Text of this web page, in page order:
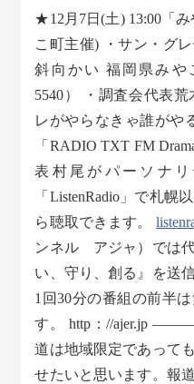
★12月7日(土) 13:00「
こ町主催) ・サン・グ
斜向かい 福岡県みや
5540） ・調査会代表
レがやらなきゃ誰がや
「RADIO TXT FM
表村尾がパーソナ
「ListenRadio」で札幌
ら聴取できます。
ンネル アジャ）では
い、守り、創る』を送
1回30分の番組の前半
す。 http：//ajer.jp
道は地域限定であって
せたいと思います。報